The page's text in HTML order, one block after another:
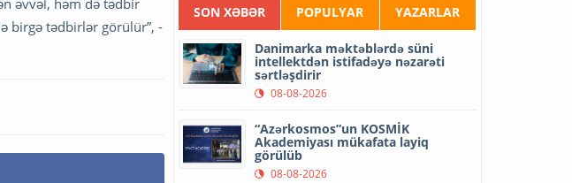
əvvəl, həm də tədbir
birgə tədbirlər görülür”, -
SON XƏBƏR POPULYAR YAZARLAR
Danimarka məktəblərdə süni
intellektdən istifadəyə nəzarəti
sərtləşdirir
08-08-2026
“Azərkosmos”un KOSMİK
Akademiyası mükafata layiq
görülüb
08-08-2026